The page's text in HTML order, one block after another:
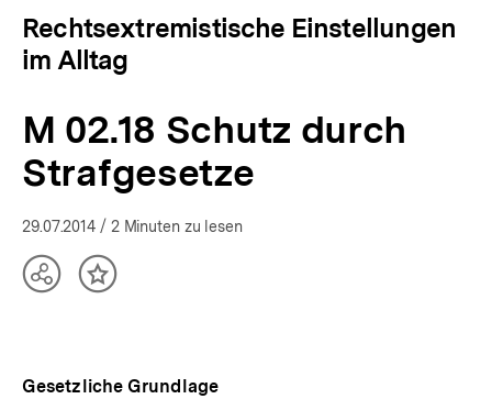
Rechtsextremistische
Einstellungen
bpb.de
Rechtsextremistische Einstellungen
im Alltag
M 02.18 Schutz durch
Strafgesetze
29.07.2014 / 2 Minuten zu lesen
TeilenInhalt
Gesetzliche Grundlage